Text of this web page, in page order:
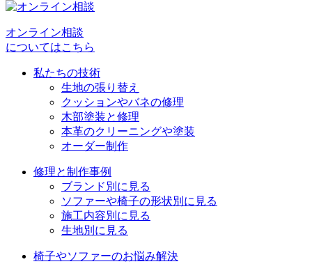
ー
シ
ョ
オンライン相談
についてはこちら
私たちの技術
生地の張り替え
クッションやバネの修理
木部塗装と修理
本革のクリーニングや塗装
オーダー制作
修理と制作事例
ブランド別に見る
ソファーや椅子の形状別に見る
施工内容別に見る
生地別に見る
椅子やソファーのお悩み解決